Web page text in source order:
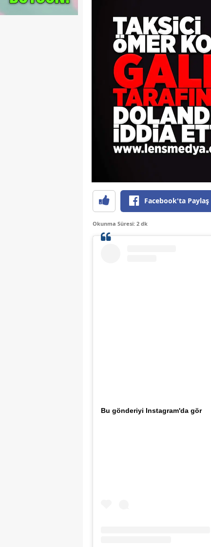
Facebook'ta Paylaş
Okunma Süresi: 2 dk
Bu gönderiyi Instagram'da gör